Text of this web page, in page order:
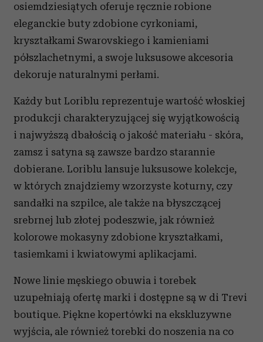
osiemdziesiątych oferuje ręcznie robione
eleganckie buty zdobione cyrkoniami,
kryształkami Swarovskiego i kamieniami
półszlachetnymi, a swoje luksusowe akcesoria
dekoruje naturalnymi perłami.
Każdy but Loriblu reprezentuje wartość włoskiej
produkcji charakteryzującej się wyjątkowością
i najwyższą dbałością o jakość materiału - skóra,
zamsz i satyna są zawsze bardzo starannie
dobierane. Loriblu lansuje luksusowe kolekcje,
w których znajdziemy wzorzyste koturny, czy
sandałki na szpilce, ale także na błyszczącej
srebrnej lub złotej podeszwie, jak również
kolorowe mokasyny zdobione kryształkami,
tasiemkami i kwiatowymi aplikacjami.
Nowe linie męskiego obuwia i torebek
uzupełniają ofertę marki i dostępne są w di Trevi
boutique. Piękne kopertówki na ekskluzywne
wyjścia, ale również torebki do noszenia na co